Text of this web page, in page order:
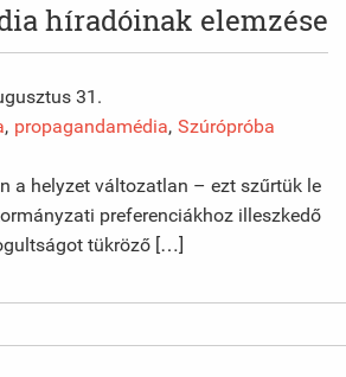
híradóinak elemzése
31.
, propagandamédia, Szúrópróba
a helyzet változatlan – ezt szűrtük le
preferenciákhoz illeszkedő
tükröző […]